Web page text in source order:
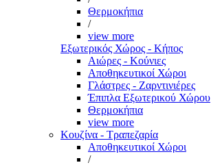
Θερμοκήπια
/
view more
Εξωτερικός Χώρος - Κήπος
Αιώρες - Κούνιες
Αποθηκευτικοί Χώροι
Γλάστρες - Ζαρντινιέρες
Έπιπλα Εξωτερικού Χώρου
Θερμοκήπια
view more
Κουζίνα - Τραπεζαρία
Αποθηκευτικοί Χώροι
/